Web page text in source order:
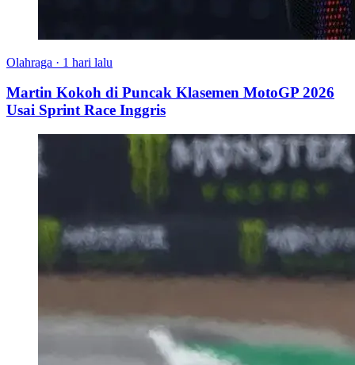
Olahraga · 1 hari lalu
Martin Kokoh di Puncak Klasemen MotoGP 2026
Usai Sprint Race Inggris